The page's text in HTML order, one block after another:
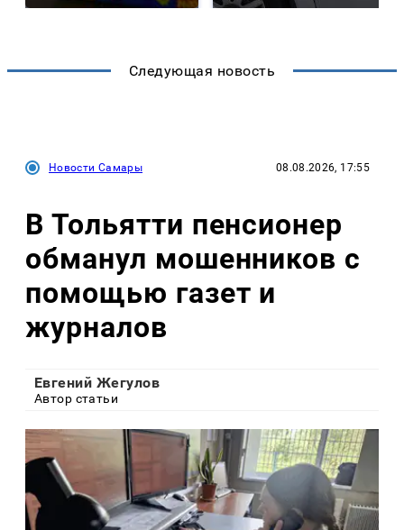
Следующая новость
Новости Самары 08.08.2026, 17:55
В Тольятти пенсионер
обманул мошенников с
помощью газет и
журналов
Евгений Жегулов
Автор статьи